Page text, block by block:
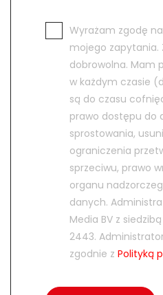
Wyrażam zgodę
mojego zapytania.
dobrowolna. Mam
w każdym czasie
są do czasu
prawo dostępu do
sprostowania,
ograniczenia
sprzeciwu, prawo
organu
danych.
Media BV z
2443.
zgodnie z Polityką